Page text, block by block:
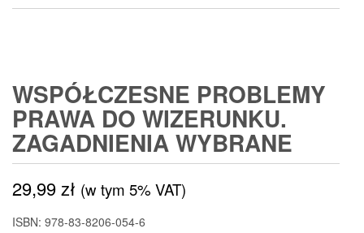
WSPÓŁCZESNE PROBLEMY
PRAWA DO WIZERUNKU.
ZAGADNIENIA WYBRANE
29,99zł (w tym 5% VAT)
ISBN: 978-83-8206-054-6